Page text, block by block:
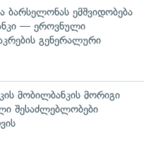
ბარსელონას ემშვიდობება
— ეროვნული
გენერალური
მობილბანკის მორიგი
შესაძლებლობები